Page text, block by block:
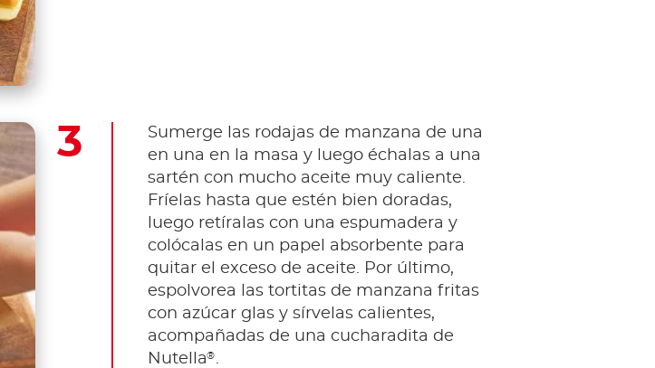
Sumerge las rodajas de manzana de una
en una en la masa y luego échalas a una
sartén con mucho aceite muy caliente.
Fríelas hasta que estén bien doradas,
luego retíralas con una espumadera y
colócalas en un papel absorbente para
quitar el exceso de aceite. Por último,
espolvorea las tortitas de manzana fritas
con azúcar glas y sírvelas calientes,
acompañadas de una cucharadita de
Nutella® .